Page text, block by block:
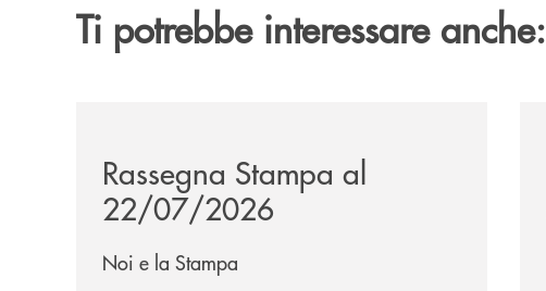
Ti potrebbe interessare anche:
Rassegna Stampa al
22/07/2026
Noi e la Stampa